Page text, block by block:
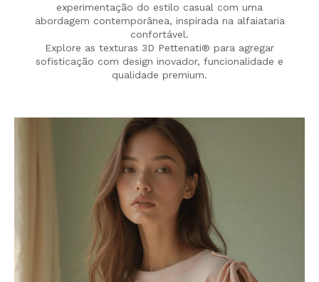
experimentação do estilo casual com uma
abordagem contemporânea, inspirada na alfaiataria
confortável.
Explore as texturas 3D Pettenati® para agregar
sofisticação com design inovador, funcionalidade e
qualidade premium.